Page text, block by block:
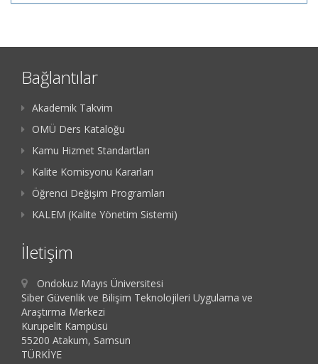
Bağlantılar
Akademik Takvim
OMÜ Ders Kataloğu
Kamu Hizmet Standartları
Kalite Komisyonu Kararları
Öğrenci Değişim Programları
KALEM (Kalite Yönetim Sistemi)
İletişim
Ondokuz Mayıs Üniversitesi
Siber Güvenlik ve Bilişim Teknolojileri Uygulama ve
Araştırma Merkezi
Kurupelit Kampüsü
55200 Atakum, Samsun
TÜRKİYE